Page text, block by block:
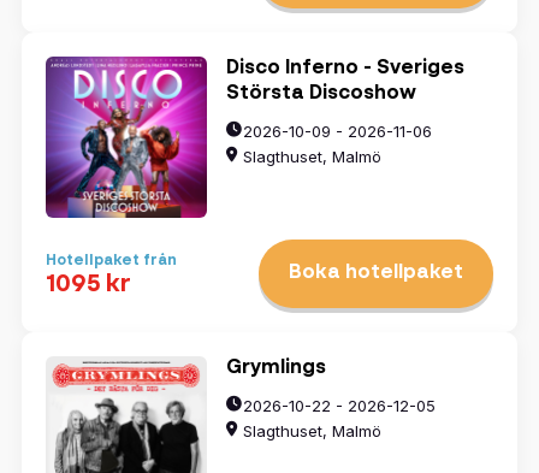
Disco Inferno - Sveriges
Största Discoshow
2026-10-09 - 2026-11-06
Slagthuset, Malmö
Hotellpaket från
1095 kr Boka hotellpaket
Grymlings
2026-10-22 - 2026-12-05
Slagthuset, Malmö